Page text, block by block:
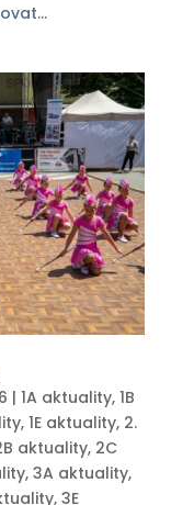
| 1A aktuality, 1B
, 1E aktuality, 2.
aktuality, 2C
, 3A aktuality,
, 3E